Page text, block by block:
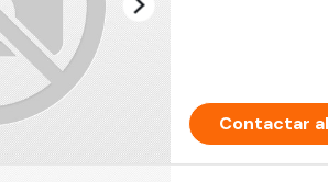
Contactar